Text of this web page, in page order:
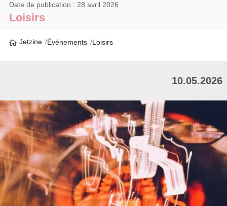
Loisirs
Date de publication : 28 avril 2026
Jetzine Événements Loisirs
10.05.2026